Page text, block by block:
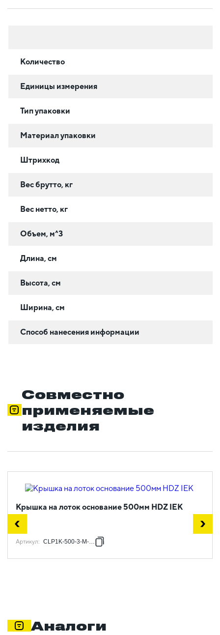
Количество
Единицы измерения
Тип упаковки
Материал упаковки
Штрихкод
Вес брутто, кг
Вес нетто, кг
Объем, м^3
Длина, см
Высота, см
Ширина, см
Способ нанесения информации
Совместно
применяемые
изделия
Крышка на лоток основание 500мм HDZ IEK
Артикул: CLP1K-500-3-M-HDZ
Аналоги